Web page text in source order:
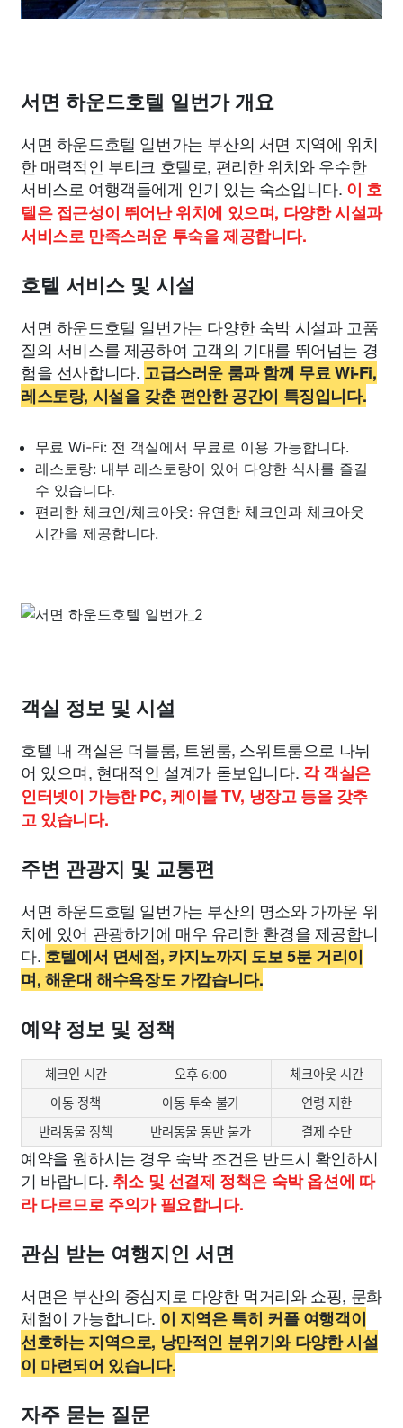
서면 하운드호텔 일번가 개요
서면 하운드호텔 일번가는 부산의 서면 지역에 위치
한 매력적인 부티크 호텔로, 편리한 위치와 우수한
서비스로 여행객들에게 인기 있는 숙소입니다. 이 호
텔은 접근성이 뛰어난 위치에 있으며, 다양한 시설과
서비스로 만족스러운 투숙을 제공합니다.
호텔 서비스 및 시설
서면 하운드호텔 일번가는 다양한 숙박 시설과 고품
질의 서비스를 제공하여 고객의 기대를 뛰어넘는 경
험을 선사합니다. 고급스러운 룸과 함께 무료 Wi-Fi,
레스토랑, 시설을 갖춘 편안한 공간이 특징입니다.
무료 Wi-Fi: 전 객실에서 무료로 이용 가능합니다.
레스토랑: 내부 레스토랑이 있어 다양한 식사를 즐길
수 있습니다.
편리한 체크인/체크아웃: 유연한 체크인과 체크아웃
시간을 제공합니다.
객실 정보 및 시설
호텔 내 객실은 더블룸, 트윈룸, 스위트룸으로 나뉘
어 있으며, 현대적인 설계가 돋보입니다. 각 객실은
인터넷이 가능한 PC, 케이블 TV, 냉장고 등을 갖추
고 있습니다.
주변 관광지 및 교통편
서면 하운드호텔 일번가는 부산의 명소와 가까운 위
치에 있어 관광하기에 매우 유리한 환경을 제공합니
다. 호텔에서 면세점, 카지노까지 도보 5분 거리이
며, 해운대 해수욕장도 가깝습니다.
예약 정보 및 정책
체크인 시간 오후 6:00
체크아웃 시간
아동 정책
아동 투숙 불가
연령 제한
반려동물 정책
반려동물 동반 불가 결제 수단
예약을 원하시는 경우 숙박 조건은 반드시 확인하시
기 바랍니다. 취소 및 선결제 정책은 숙박 옵션에 따
라 다르므로 주의가 필요합니다.
관심 받는 여행지인 서면
서면은 부산의 중심지로 다양한 먹거리와 쇼핑, 문화
체험이 가능합니다. 이 지역은 특히 커플 여행객이
선호하는 지역으로, 낭만적인 분위기와 다양한 시설
이 마련되어 있습니다.
자주 묻는 질문